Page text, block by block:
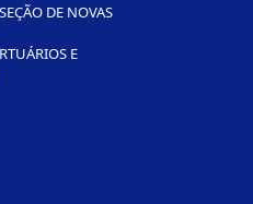
DE NOVAS
E